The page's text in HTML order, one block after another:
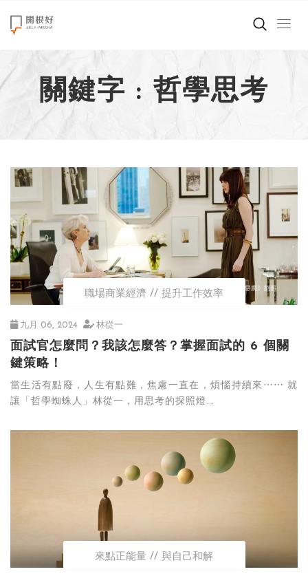
來點正能量
世界在想什麼
創造美好生活
職場商業經濟
影片專區
關於我們
關鍵字 : 哲學思考
職場商業經濟 提升工作效率
九月 06, 2024 林從一
面試官怎麼問？我該怎麼答？掌握面試的 6 個關
鍵策略！
當生活有點廢，人生有點難，焦慮一直在，煩惱持續來⋯⋯ 就
讓「哲學蜘蛛人」林從一，用思考的探照燈...
來點正能量 與自己和解